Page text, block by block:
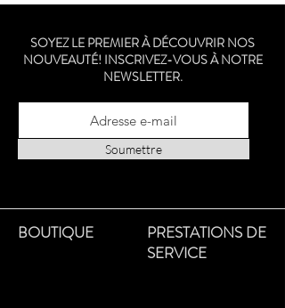
SOYEZ LE PREMIER À DÉCOUVRIR NOS
NOUVEAUTÉ! INSCRIVEZ-VOUS À NOTRE
NEWSLETTER.
Soumettre
BOUTIQUE
PRESTATIONS DE
SERVICE